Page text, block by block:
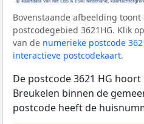
Bovenstaande afbeelding
postcodegebied 3621HG. Klik
van de numerieke postcode
interactieve postcodekaart.
De postcode 3621 HG
Breukelen binnen de
postcode heeft de